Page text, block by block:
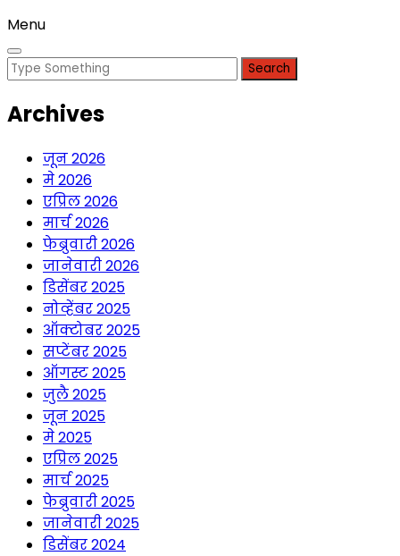
Menu
Search
Archives
जून 2026
मे 2026
एप्रिल 2026
मार्च 2026
फेब्रुवारी 2026
जानेवारी 2026
डिसेंबर 2025
नोव्हेंबर 2025
ऑक्टोबर 2025
सप्टेंबर 2025
ऑगस्ट 2025
जुलै 2025
जून 2025
मे 2025
एप्रिल 2025
मार्च 2025
फेब्रुवारी 2025
जानेवारी 2025
डिसेंबर 2024